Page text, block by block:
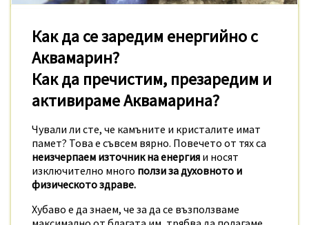
Как да се заредим енергийно с
Аквамарин?
Как да пречистим, презаредим и
активираме Аквамарина?
Чували ли сте, че камъните и кристалите имат
памет? Това е съвсем вярно. Повечето от тях са
неизчерпаем източник на енергия и носят
изключително много ползи за духовното и
физическото здраве.
Хубаво е да знаем, че за да се възползваме